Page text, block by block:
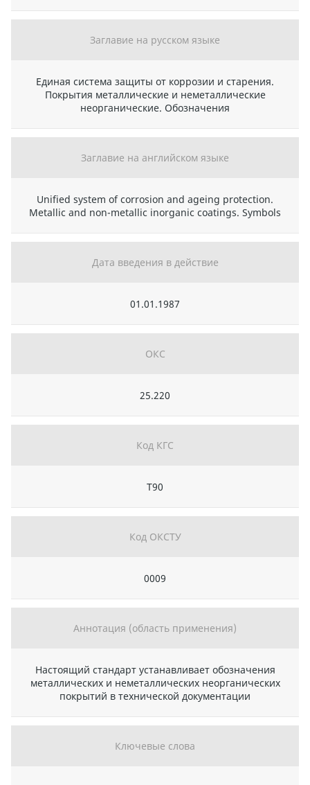
Заглавие на русском языке
Единая система защиты от коррозии и старения.
Покрытия металлические и неметаллические
неорганические. Обозначения
Заглавие на английском языке
Unified system of corrosion and ageing protection.
Metallic and non-metallic inorganic coatings. Symbols
Дата введения в действие
01.01.1987
ОКС
25.220
Код КГС
Т90
Код ОКСТУ
0009
Аннотация (область применения)
Настоящий стандарт устанавливает обозначения
металлических и неметаллических неорганических
покрытий в технической документации
Ключевые слова